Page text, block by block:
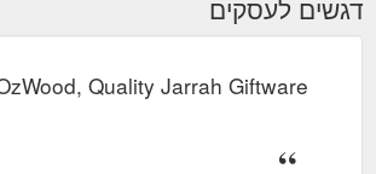
דגשים לעסקים
OzWood, Quality Jarrah Giftware